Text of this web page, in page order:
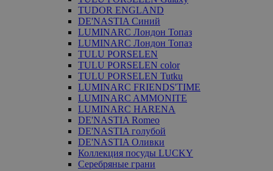
TUDOR ENGLAND
DE'NASTIA Синий
LUMINARC Лондон Топаз
LUMINARC Лондон Топаз
TULU PORSELEN
TULU PORSELEN color
TULU PORSELEN Tutku
LUMINARC FRIENDS'TIME
LUMINARC AMMONITE
LUMINARC HARENA
DE'NASTIA Romeo
DE'NASTIA голубой
DE'NASTIA Оливки
Коллекция посуды LUCKY
Серебряные грани